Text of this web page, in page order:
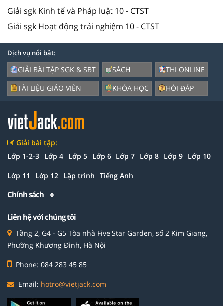
Giải sgk Kinh tế và Pháp luật 10 - CTST
Giải sgk Hoạt động trải nghiệm 10 - CTST
Dịch vụ nổi bật:
GIẢI BÀI TẬP SGK & SBT
TÀI LIỆU GIÁO VIÊN
SÁCH
KHÓA HỌC
THI ONLINE
HỎI ĐÁP
Giải bài tập:
Lớp 1-2-3 Lớp 4 Lớp 5 Lớp 6 Lớp 7 Lớp 8 Lớp 9 Lớp 10
Lớp 11 Lớp 12 Lập trình Tiếng Anh
Chính sách
Liên hệ với chúng tôi
Tầng 2, G4 - G5 Tòa nhà Five Star Garden, số 2 Kim Giang,
Phường Khương Đình, Hà Nội
Phone: 084 283 45 85
Email: hotro@vietjack.com